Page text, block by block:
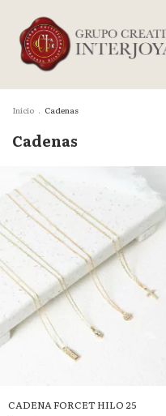
Inicio . Cadenas
Cadenas
CADENA FORCET HILO 25